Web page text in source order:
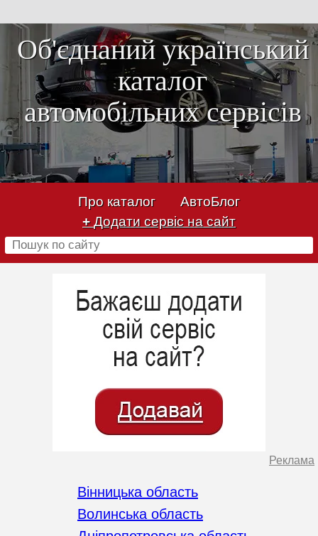
Об'єднаний український
каталог
автомобільних сервісів
Про каталог
АвтоБлог
+ Додати сервіс на сайт
Реклама
Вінницька область
Волинська область